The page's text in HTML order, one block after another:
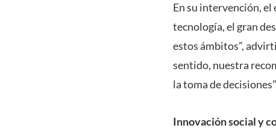
En su intervención,
tecnología, el gran
estos ámbitos”,
sentido, nuestra
la toma de
Innovación social y